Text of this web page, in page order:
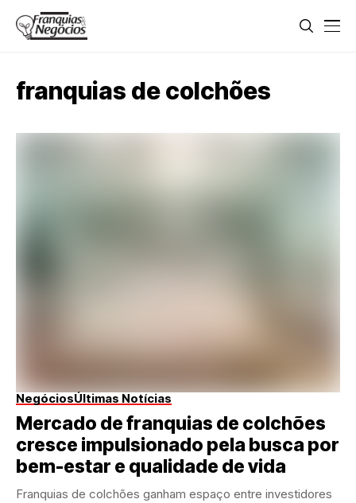
franquias de colchões
NegóciosÚltimas Notícias
Mercado de franquias de colchões
cresce impulsionado pela busca por
bem-estar e qualidade de vida
Franquias de colchões ganham espaço entre investidores